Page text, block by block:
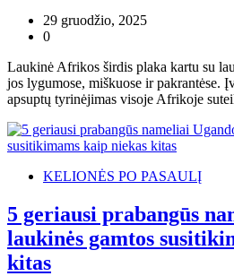
29 gruodžio, 2025
0
Laukinė Afrikos širdis plaka kartu su
jos lygumose, miškuose ir pakrantėse.
apsuptų tyrinėjimas visoje Afrikoje
KELIONĖS PO PASAULĮ
5 geriausi prabangūs
laukinės gamtos
kitas